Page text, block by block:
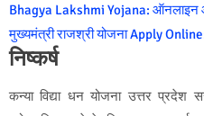
Bhagya Lakshmi Yojana: ऑनलाइन
मुख्यमंत्री राजश्री योजना Apply
निष्कर्ष
कन्या विद्या धन योजना उत्तर प्रदेश